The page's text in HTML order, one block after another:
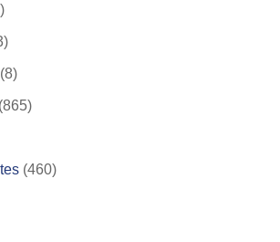
(8)
(865)
(460)